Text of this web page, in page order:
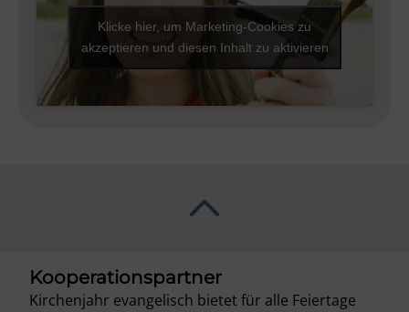
Klicke hier, um Marketing-Cookies zu
akzeptieren und diesen Inhalt zu aktivieren
Kooperationspartner
Kirchenjahr evangelisch bietet für alle Feiertage